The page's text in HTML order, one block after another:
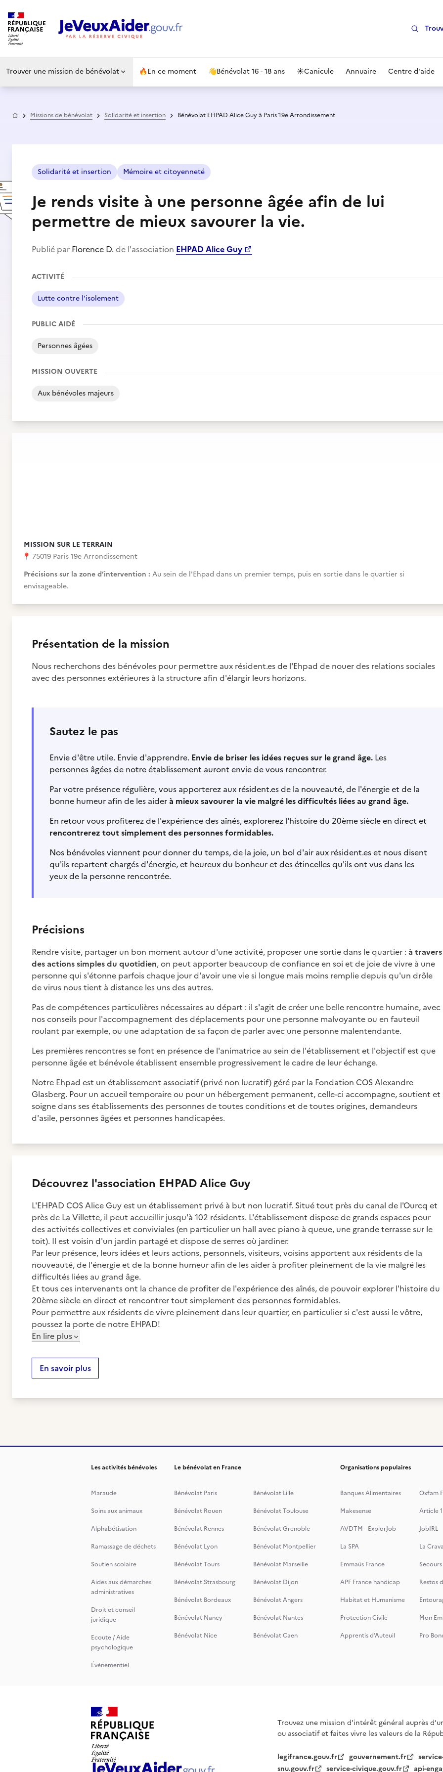
Trouver une mission de bénévolat 🔥En ce moment 👋Bénévolat 16 - 18 ans ☀️Canicule Annuaire Centre d'aide
AccueilMissions de bénévolat Solidarité et insertion Bénévolat EHPAD Alice Guy à Paris 19e Arrondissement
Solidarité et insertion Mémoire et citoyenneté
Je rends visite à une personne âgée afin de lui
permettre de mieux savourer la vie.
Publié par Florence D. de l'association EHPAD Alice Guy
ACTIVITÉ
Lutte contre l'isolement
PUBLIC AIDÉ
Personnes âgées
MISSION OUVERTE
Aux bénévoles majeurs
MISSION SUR LE TERRAIN
📍 75019 Paris 19e Arrondissement
Précisions sur la zone d’intervention : Au sein de l'Ehpad dans un premier temps, puis en sortie dans le quartier si
envisageable.
Présentation de la mission
Nous recherchons des bénévoles pour permettre aux résident.es de l'Ehpad de nouer des relations sociales
avec des personnes extérieures à la structure afin d'élargir leurs horizons.
Sautez le pas
Envie d'être utile. Envie d'apprendre. Envie de briser les idées reçues sur le grand âge. Les
personnes âgées de notre établissement auront envie de vous rencontrer.
Par votre présence régulière, vous apporterez aux résident.es de la nouveauté, de l'énergie et de la
bonne humeur afin de les aiderà mieux savourer la vie malgré les difficultés liées au grand âge.
En retour vous profiterez de l'expérience des aînés, explorerez l'histoire du 20ème siècle en direct et
rencontrerez tout simplement des personnes formidables.
Nos bénévoles viennent pour donner du temps, de la joie, un bol d'air aux résident.es et nous disent
qu'ils repartent chargés d'énergie, et heureux du bonheur et des étincelles qu'ils ont vus dans les
yeux de la personne rencontrée.
Précisions
Rendre visite, partager un bon moment autour d'une activité, proposer une sortie dans le quartier : à travers
des actions simples du quotidien, on peut apporter beaucoup de confiance en soi et de joie de vivre à une
personne qui s'étonne parfois chaque jour d'avoir une vie si longue mais moins remplie depuis qu'un drôle
de virus nous tient à distance les uns des autres.
Pas de compétences particulières nécessaires au départ : il s'agit de créer une belle rencontre humaine, avec
nos conseils pour l'accompagnement des déplacements pour une personne malvoyante ou en fauteuil
roulant par exemple, ou une adaptation de sa façon de parler avec une personne malentendante.
Les premières rencontres se font en présence de l'animatrice au sein de l'établissement et l'objectif est que
personne âgée et bénévole établissent ensemble progressivement le cadre de leur échange.
Notre Ehpad est un établissement associatif (privé non lucratif) géré par la Fondation COS Alexandre
Glasberg. Pour un accueil temporaire ou pour un hébergement permanent, celle-ci accompagne, soutient et
soigne dans ses établissements des personnes de toutes conditions et de toutes origines, demandeurs
d'asile, personnes âgées et personnes handicapées.
Découvrez l'association EHPAD Alice Guy
L'EHPAD COS Alice Guy est un établissement privé à but non lucratif. Situé tout près du canal de l'Ourcq et
près de La Villette, il peut accueillir jusqu'à 102 résidents. L'établissement dispose de grands espaces pour
des activités collectives et conviviales (en particulier un hall avec piano à queue, une grande terrasse sur le
toit). Il est voisin d'un jardin partagé et dispose de serres où jardiner.
Par leur présence, leurs idées et leurs actions, personnels, visiteurs, voisins apportent aux résidents de la
nouveauté, de l'énergie et de la bonne humeur afin de les aider à profiter pleinement de la vie malgré les
difficultés liées au grand âge.
Et tous ces intervenants ont la chance de profiter de l'expérience des aînés, de pouvoir explorer l'histoire du
20ème siècle en direct et rencontrer tout simplement des personnes formidables.
Pour permettre aux résidents de vivre pleinement dans leur quartier, en particulier si c'est aussi le vôtre,
poussez la porte de notre EHPAD!
En lire plus
En savoir plus
Les activités bénévoles
Maraude
Soins aux animaux
Alphabétisation
Ramassage de déchets
Soutien scolaire
Aides aux démarches
administratives
Droit et conseil
juridique
Ecoute / Aide
psychologique
Événementiel
Le bénévolat en France
Bénévolat Paris
Bénévolat Lille
Bénévolat Rouen
Bénévolat Toulouse
Bénévolat Rennes
Bénévolat Grenoble
Bénévolat Lyon
Bénévolat Montpellier
Bénévolat Tours
Bénévolat Marseille
Bénévolat Strasbourg
Bénévolat Dijon
Bénévolat Bordeaux
Bénévolat Angers
Bénévolat Nancy
Bénévolat Nantes
Bénévolat Nice
Bénévolat Caen
Organisations populaires
Banques Alimentaires
Oxfam
Makesense
Article 1
AVDTM - ExplorJob
JobIRL
La SPA
La
Emmaüs France
APF France handicap
Restos
Habitat et Humanisme
Protection Civile
Mon
Apprentis d’Auteuil
Pro
Trouvez une mission d'intérêt général auprès
ou associatif et faites vivre les valeurs de la
legifrance.gouv.fr gouvernement.fr
snu.gouv.fr
service-civique.gouv.fr api-